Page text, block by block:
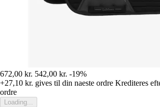
672,00 kr. 542,00 kr. -19%
+27,10 kr. gives til din naeste ordre Krediteres
ordre
Loading...